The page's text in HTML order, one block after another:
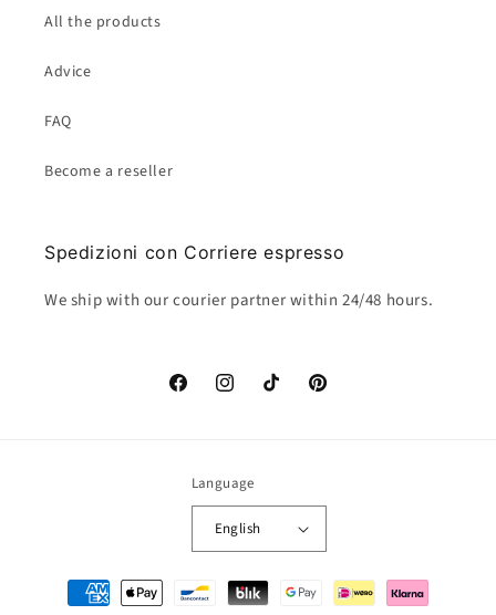
All the products
Advice
FAQ
Become a reseller
Spedizioni con Corriere espresso
We ship with our courier partner within 24/48 hours.
FacebookInstagramTikTok Pinterest
Language
English
Payment